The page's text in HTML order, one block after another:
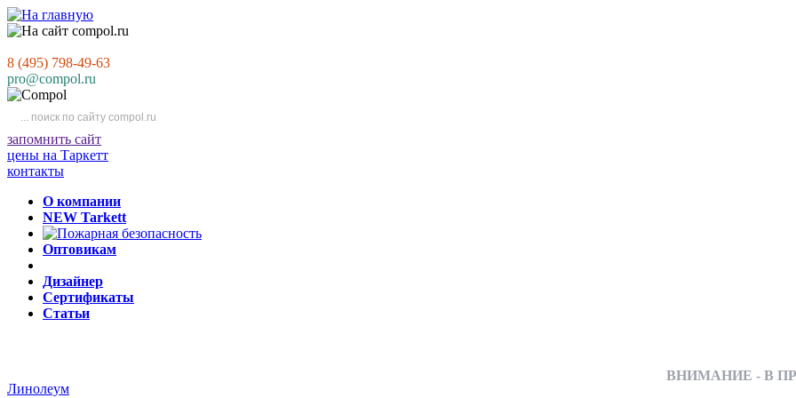
8 (495) 798-49-63
pro@compol.ru
запомнить сайт
цены на Таркетт
контакты
О компании
NEW Tarkett
Оптовикам
Дизайнер
Сертификаты
Статьи
ВНИМАНИЕ - В
Линолеум